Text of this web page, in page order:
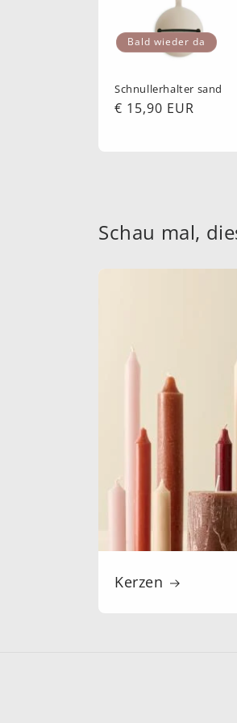
o
Bald wieder da
Schnullerhalter sand
Normaler
€ 15,90 EUR
Schau mal,
Kerzen